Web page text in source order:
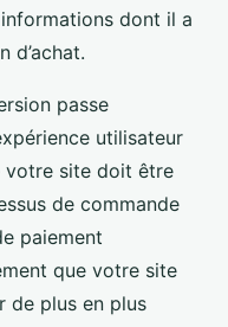
dont il a
d’achat.
passe
utilisateur
votre site doit être
de commande
paiement
que votre site
de plus en plus